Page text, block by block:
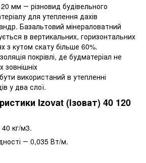
мм ― різновид будівельного
для утеплення дахів
Базальтовий мінераловатний
в вертикальних, горизонтальних
з кутом скату більше 60%.
покрівлі, де будматеріал не
використаний в утепленні
у два слої.
Izovat (Ізоват) 40 120
кг/м3.
― 0,035 Вт/м.